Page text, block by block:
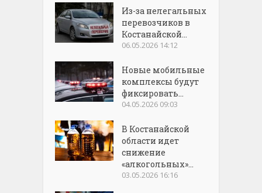
Из-за нелегальных
перевозчиков в
Костанайской...
06.05.2026 14:12
Новые мобильные
комплексы будут
фиксировать...
04.05.2026 09:03
В Костанайской
области идет
снижение
«алкогольных»...
03.05.2026 16:16